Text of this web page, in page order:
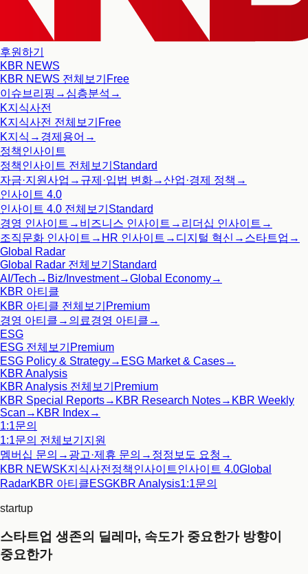
후원하기
KBR NEWS
KBR NEWS 전체보기 Free
이슈브리핑 → 심층분석 →
K지식사전
K지식사전 전체보기 Free
K지식 → 경제용어 →
정책인사이트
정책인사이트 전체보기 Standard
자금·지원사업 → 규제·입법 변화→산업·경제 정책 →
인사이트 4.0
인사이트 4.0 전체보기 Standard
경영 인사이트 → 비즈니스 인사이트 → 리더십 인사이트 →
조직문화 인사이트 → HR 인사이트 → 디지털 혁신 → 스타트업 →
Global Radar
Global Radar 전체보기 Standard
AI/Tech → Biz/Investment→Global Economy→
KBR 아티클
KBR 아티클 전체보기 Premium
경영 아티클 → 의료경영 아티클 →
ESG
ESG 전체보기 Premium
ESG Policy & Strategy→ ESG Market & Cases→
KBR Analysis
KBR Analysis 전체보기 Premium
KBR Special Reports→ KBR Research Notes→ KBR Weekly
Scan → KBR Index→
1:1문의
1:1문의 전체보기 지원
멤버십 문의 → 광고·제휴 문의 → 정정보도 요청 →
KBR NEWSK지식사전 정책인사이트인사이트 4.0Global
RadarKBR 아티클ESGKBR Analysis1:1문의
startup
스타트업 생존의 딜레마, 속도가 중요한가 방향이
중요한가